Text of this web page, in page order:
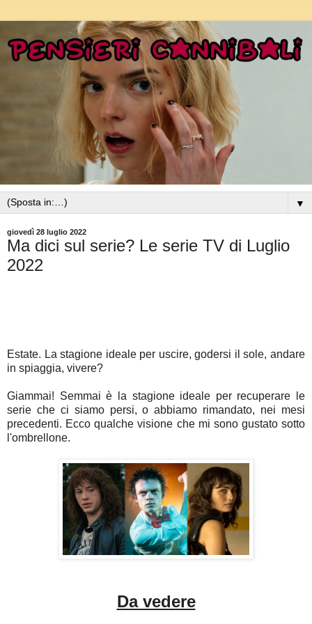
▼
giovedì 28 luglio 2022
Ma dici sul serie? Le serie TV di Luglio
2022
Estate. La stagione ideale per uscire, godersi il sole, andare
in spiaggia, vivere?
Giammai! Semmai è la stagione ideale per recuperare le
serie che ci siamo persi, o abbiamo rimandato, nei mesi
precedenti. Ecco qualche visione che mi sono gustato sotto
l'ombrellone.
Da vedere